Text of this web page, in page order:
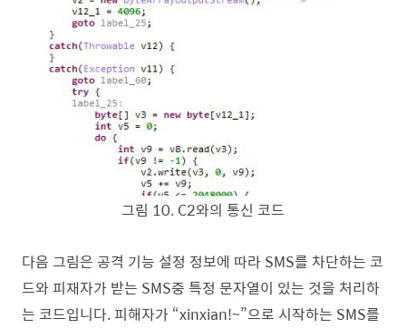
그림 10. C2와의 통신 코드
다음 그림은 공격 기능 설정 정보에 따라 SMS를 차단하는 코
드와 피재자가 받는 SMS중 특정 문자열이 있는 것을 처리하
는 코드입니다. 피해자가 “xinxian!~”으로 시작하는 SMS를